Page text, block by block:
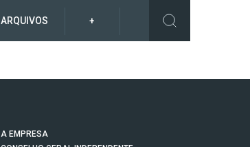
ARQUIVOS +
A EMPRESA